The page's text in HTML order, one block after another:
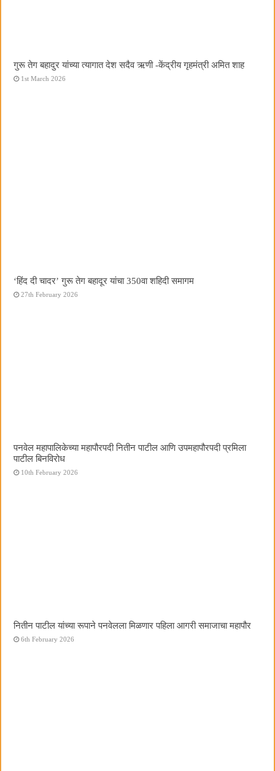
गुरू तेग बहादुर यांच्या त्यागात देश सदैव ऋणी -केंद्रीय गृहमंत्री अमित शाह
1st March 2026
‘हिंद दी चादर’ गुरू तेग बहादूर यांचा 350वा शहिदी समागम
27th February 2026
पनवेल महापालिकेच्या महापौरपदी नितीन पाटील आणि उपमहापौरपदी प्रमिला
पाटील बिनविरोध
10th February 2026
नितीन पाटील यांच्या रूपाने पनवेलला मिळणार पहिला आगरी समाजाचा महापौर
6th February 2026